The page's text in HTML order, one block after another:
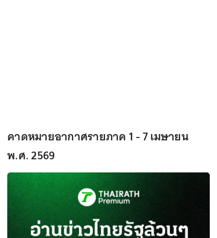
คาดหมายอากาศรายภาค 1 - 7 เมษายน
พ.ศ. 2569